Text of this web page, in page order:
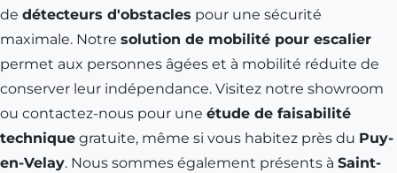
de détecteurs d'obstacles pour une sécurité
maximale. Notre solution de mobilité pour escalier
permet aux personnes âgées et à mobilité réduite de
conserver leur indépendance. Visitez notre showroom
ou contactez-nous pour une étude de faisabilité
technique gratuite, même si vous habitez près du Puy-
en-Velay. Nous sommes également présents à Saint-